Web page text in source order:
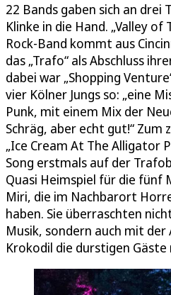
22 Bands gaben sich an drei
Klinke in die Hand. „Valley of
Rock-Band kommt aus
das „Trafo“ als Abschluss
dabei war „Shopping
vier Kölner Jungs so: „eine
Punk, mit einem Mix der
Schräg, aber echt gut!“ Zum
„Ice Cream At The Alligator
Song erstmals auf der
Quasi Heimspiel für die
Miri, die im Nachbarort
haben. Sie überraschten
Musik, sondern auch mit
Krokodil die durstigen